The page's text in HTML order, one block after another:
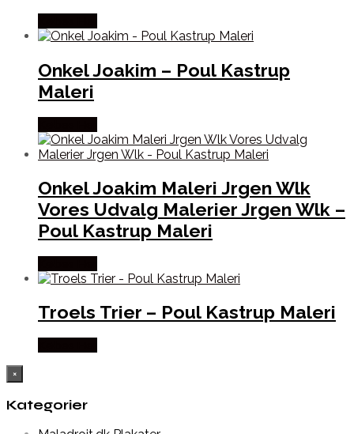
Onkel Joakim – Poul Kastrup
Maleri
Onkel Joakim Maleri Jrgen Wlk
Vores Udvalg Malerier Jrgen Wlk –
Poul Kastrup Maleri
Troels Trier – Poul Kastrup Maleri
×
Kategorier